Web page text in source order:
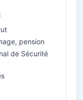
pension
de Sécurité